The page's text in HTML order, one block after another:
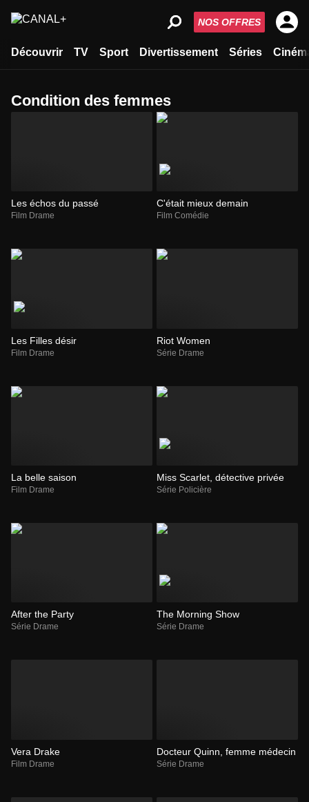
Découvrir TV Sport Divertissement Séries
NOS OFFRES
condition des femmes
Les échos du passé
Film Drame
C'était mieux demain
Film Comédie
Les Filles désir
Film Drame
Riot Women
Série Drame
La belle saison
Film Drame
Miss Scarlet, détective privée
Série Policière
After the Party
Série Drame
The Morning Show
Série Drame
Vera Drake
Film Drame
Docteur Quinn, femme médecin
Série Drame